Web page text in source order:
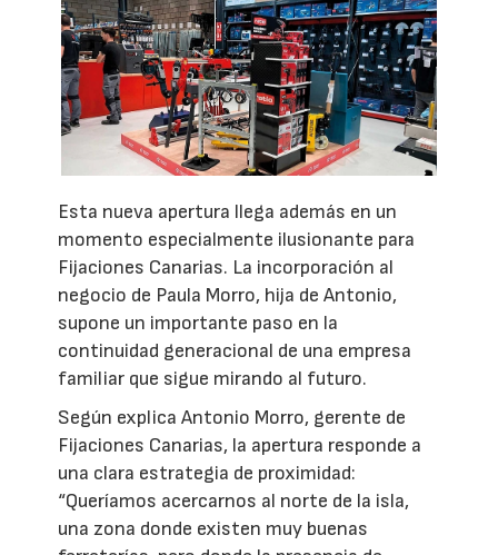
Esta nueva apertura llega además en un
momento especialmente ilusionante para
Fijaciones Canarias. La incorporación al
negocio de Paula Morro, hija de Antonio,
supone un importante paso en la
continuidad generacional de una empresa
familiar que sigue mirando al futuro.
Según explica Antonio Morro, gerente de
Fijaciones Canarias, la apertura responde a
una clara estrategia de proximidad:
“Queríamos acercarnos al norte de la isla,
una zona donde existen muy buenas